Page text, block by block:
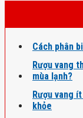
Cách phân
Rượu vang
mùa lạnh?
Rượu vang
khỏe